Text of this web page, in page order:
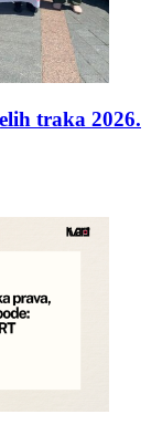
traka 2026.